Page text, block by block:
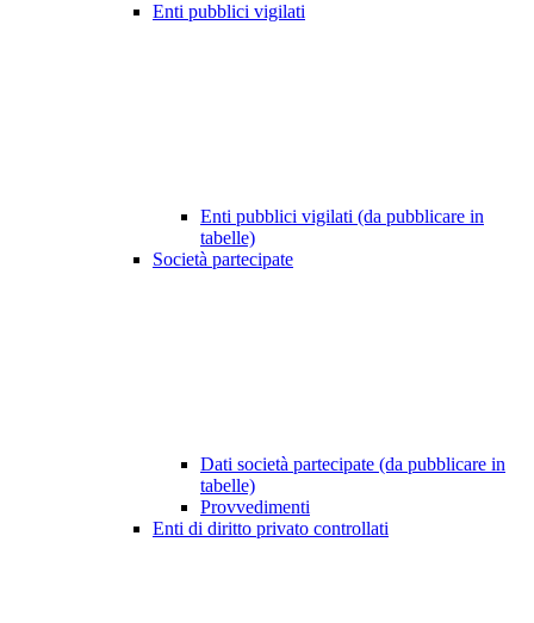
Enti pubblici vigilati
Enti pubblici vigilati (da pubblicare in
tabelle)
Società partecipate
Dati società partecipate (da pubblicare in
tabelle)
Provvedimenti
Enti di diritto privato controllati